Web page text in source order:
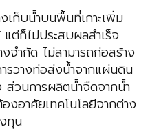
เก็บน้ำบนพื้นที่เกาะเพิ่ม
ต่ก็ไม่ประสบผลสำเร็จ
จำกัด ไม่สามารถก่อสร้าง
รวางท่อส่งน้ำจากแผ่นดิน
วนการผลิตน้ำจืดจากน้ำ
งอาศัยเทคโนโลยีจากต่าง
ทุน